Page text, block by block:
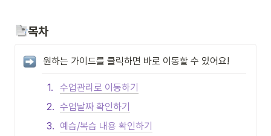
목차
원하는 가이드를 클릭하면 바로 이동할 수 있어요!
1.
수업관리로 이동하기
2. 수업날짜 확인하기
3. 예습/복습 내용 확인하기